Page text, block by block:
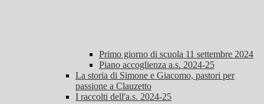
Primo giorno di scuola 11 settembre 2024
Piano accoglienza a.s. 2024-25
La storia di Simone e Giacomo, pastori per
passione a Clauzetto
I raccolti dell'a.s. 2024-25